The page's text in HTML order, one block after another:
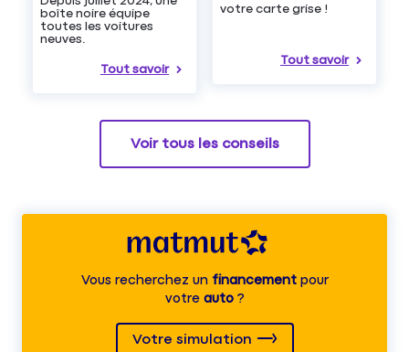
boîte noire équipe
toutes les voitures
neuves.
Tout savoir
votre carte grise !
Tout savoir
Voir tous les conseils
Vous recherchez unfinancementpour
votre auto?
Votre simulation